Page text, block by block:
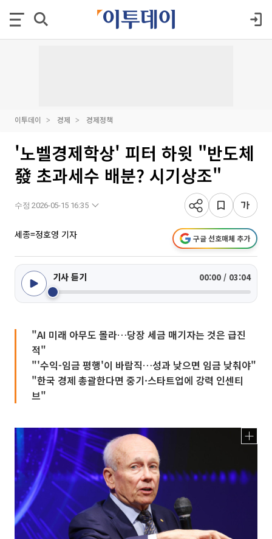
이투데이 경제 경제정책
'노벨경제학상' 피터 하윗 "반도체
發 초과세수 배분? 시기상조"
수정 2026-05-15 16:35
세종=정호영 기자 구글 선호매체 추가
기사 듣기 00:00 / 03:04
"AI 미래 아무도 몰라…당장 세금 매기자는 것은 급진
적"
"'수익-임금 평행'이 바람직…성과 낮으면 임금 낮춰야"
"한국 경제 총괄한다면 중기·스타트업에 강력 인센티
브"